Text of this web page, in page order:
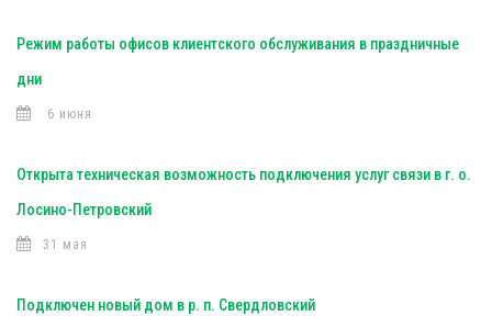
Режим работы офисов клиентского обслуживания в праздничные
дни
6 июня
Открыта техническая возможность подключения услуг связи в г. о.
Лосино-Петровский
31 мая
Подключен новый дом в р. п. Свердловский